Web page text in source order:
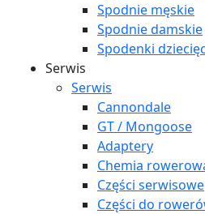
Spodnie męskie
Spodnie damskie
Spodenki
Serwis
Serwis
Cannondale
GT / Mongoose
Adaptery
Chemia
Części serwisowe
Części do